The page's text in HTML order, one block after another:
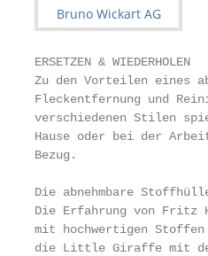
ERSETZEN &
Zu den Vorteilen
Fleckentfernung und
verschiedenen
Hause oder bei der
Bezug.
Die abnehmbare
Die Erfahrung von Fritz
mit hochwertigen Stoffen
die Little Giraffe mit dem